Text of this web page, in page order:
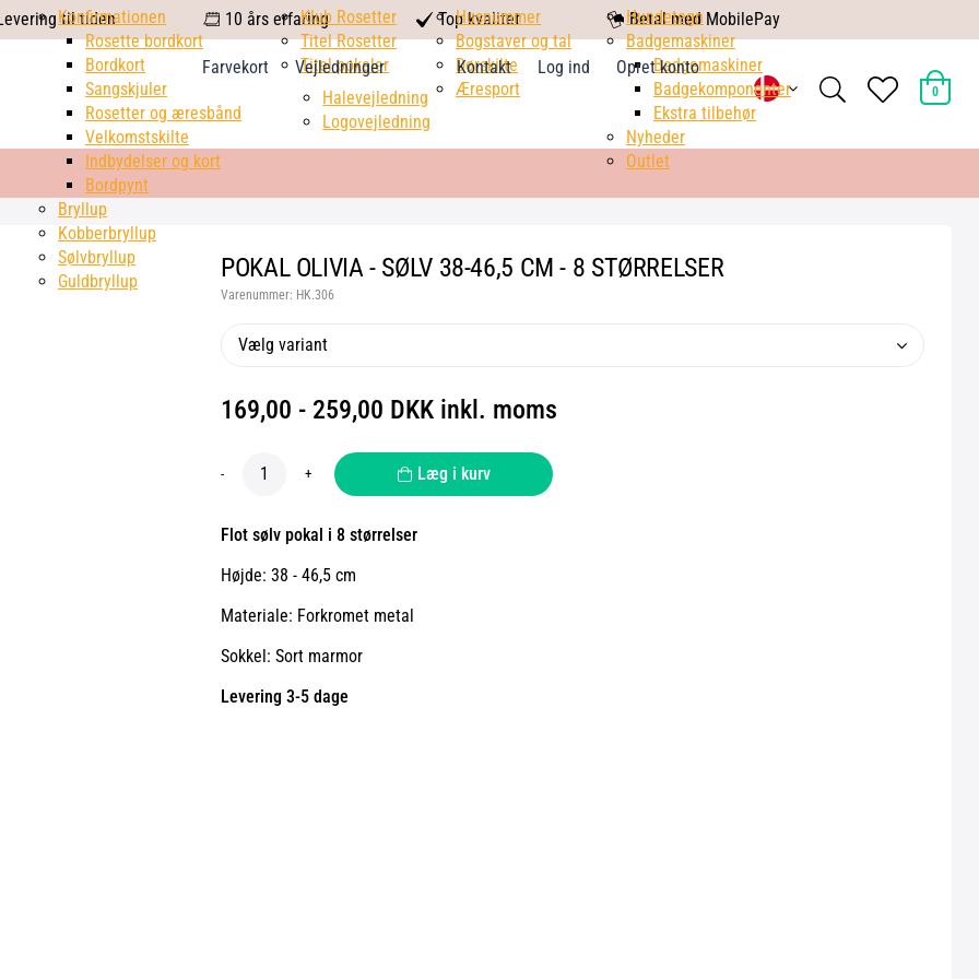
til tiden calendar
10 års erfaring
check
mark
Top kvalitet
mobile
pay
Betal med MobilePay
Farvekort
Vejledninger
Halevejledning
Logovejledning
Kontakt Log ind
Opret konto
search heart
light
0
Konfirmationen
Rosette bordkort
Bordkort
Sangskjuler
Rosetter og æresbånd
Velkomstskilte
Indbydelser og kort
Bordpynt
Bryllup
Kobberbryllup
Sølvbryllup
Guldbryllup
Klub Rosetter
Titel Rosetter
Titel pokaler
Husnummer
Bogstaver og tal
Dørskilte
Æresport
Hundetegn
Badgemaskiner
Badgemaskiner
Badgekomponenter
Ekstra tilbehør
Nyheder
Outlet
POKAL OLIVIA - SØLV 38-46,5 CM - 8 STØRRELSER
Varenummer: HK.306
Vælg variant
169,00 - 259,00 DKK inkl. moms
- + Læg i kurv
Flot sølv pokal i 8 størrelser
Højde: 38 - 46,5 cm
Materiale: Forkromet metal
Sokkel: Sort marmor
Levering 3-5 dage